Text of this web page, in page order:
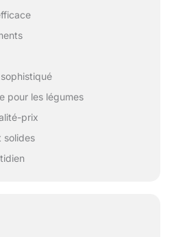
pour les légumes
prix
solides